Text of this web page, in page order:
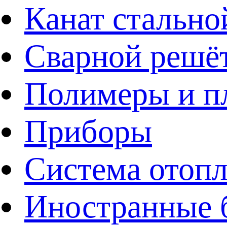
Канат
Сварной
Полимеры и
Приборы
Система
Иностранные